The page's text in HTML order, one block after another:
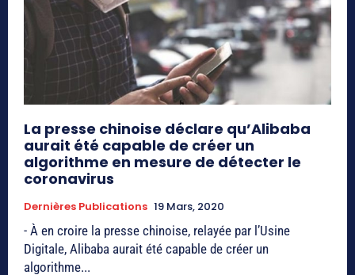
La presse chinoise déclare qu’Alibaba
aurait été capable de créer un
algorithme en mesure de détecter le
coronavirus
Dernières Publications 19 Mars, 2020
- À en croire la presse chinoise, relayée par l’Usine
Digitale, Alibaba aurait été capable de créer un
algorithme...